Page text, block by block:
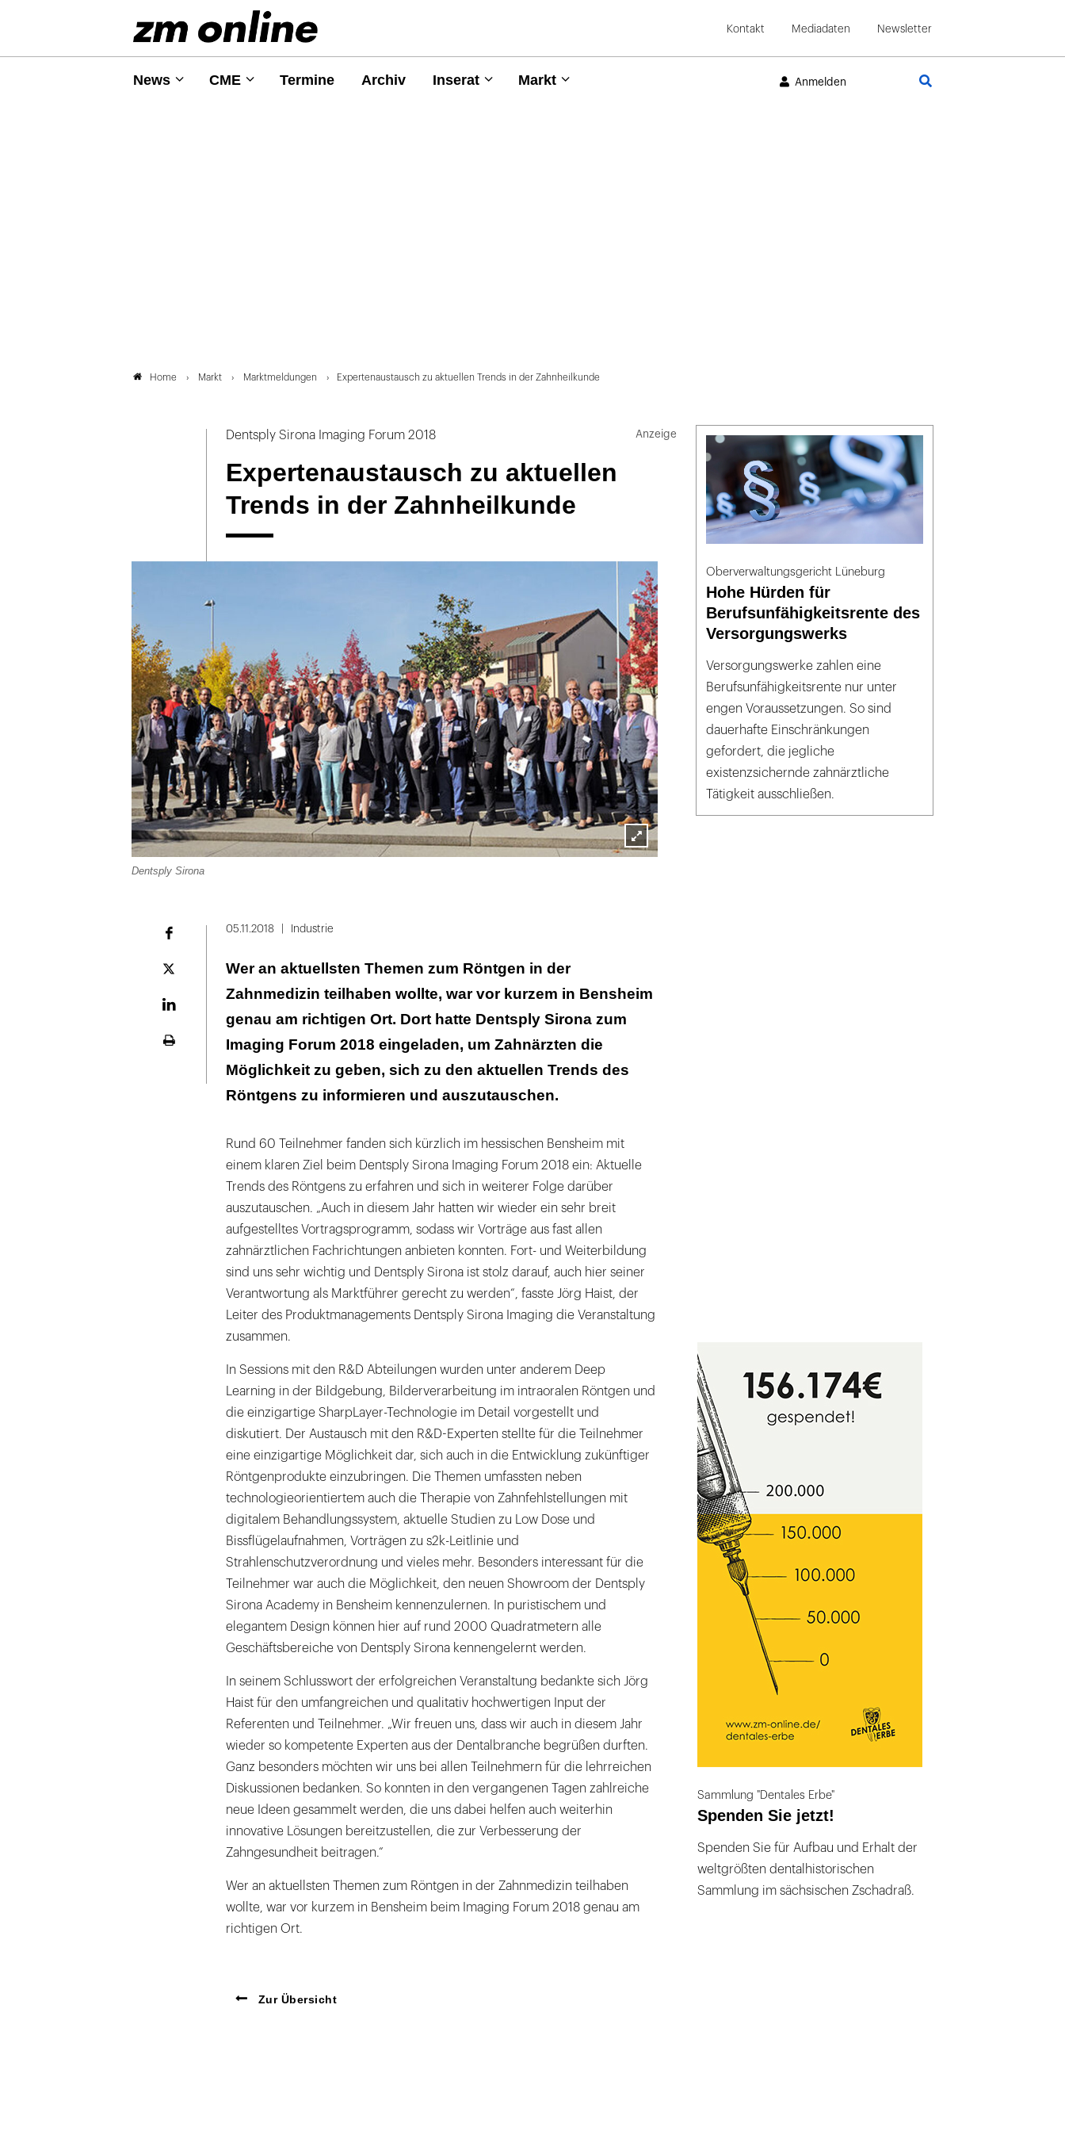
Kontakt Mediadaten Newsletter
News CME Termine Archiv Inserat Markt Anmelden
Home Markt Marktmeldungen Expertenaustausch zu aktuellen Trends in der Zahnheilkunde
Dentsply Sirona Imaging Forum 2018
Expertenaustausch zu aktuellen
Trends in der Zahnheilkunde
Lightbox
Dentsply Sirona
Plattform
05.11.2018 Industrie
Wer an aktuellsten Themen zum Röntgen in der
Zahnmedizin teilhaben wollte, war vor kurzem in Bensheim
genau am richtigen Ort. Dort hatte Dentsply Sirona zum
Imaging Forum 2018 eingeladen, um Zahnärzten die
Möglichkeit zu geben, sich zu den aktuellen Trends des
Röntgens zu informieren und auszutauschen.
Rund 60 Teilnehmer fanden sich kürzlich im hessischen Bensheim mit
einem klaren Ziel beim Dentsply Sirona Imaging Forum 2018 ein: Aktuelle
Trends des Röntgens zu erfahren und sich in weiterer Folge darüber
auszutauschen. „Auch in diesem Jahr hatten wir wieder ein sehr breit
aufgestelltes Vortragsprogramm, sodass wir Vorträge aus fast allen
zahnärztlichen Fachrichtungen anbieten konnten. Fort- und Weiterbildung
sind uns sehr wichtig und Dentsply Sirona ist stolz darauf, auch hier seiner
Verantwortung als Marktführer gerecht zu werden“, fasste Jörg Haist, der
Leiter des Produktmanagements Dentsply Sirona Imaging die Veranstaltung
zusammen.
In Sessions mit den R&D Abteilungen wurden unter anderem Deep
Learning in der Bildgebung, Bilderverarbeitung im intraoralen Röntgen und
die einzigartige SharpLayer-Technologie im Detail vorgestellt und
diskutiert. Der Austausch mit den R&D-Experten stellte für die Teilnehmer
eine einzigartige Möglichkeit dar, sich auch in die Entwicklung zukünftiger
Röntgenprodukte einzubringen. Die Themen umfassten neben
technologieorientiertem auch die Therapie von Zahnfehlstellungen mit
digitalem Behandlungssystem, aktuelle Studien zu Low Dose und
Bissflügelaufnahmen, Vorträgen zu s2k-Leitlinie und
Strahlenschutzverordnung und vieles mehr. Besonders interessant für die
Teilnehmer war auch die Möglichkeit, den neuen Showroom der Dentsply
Sirona Academy in Bensheim kennenzulernen. In puristischem und
elegantem Design können hier auf rund 2000 Quadratmetern alle
Geschäftsbereiche von Dentsply Sirona kennengelernt werden.
In seinem Schlusswort der erfolgreichen Veranstaltung bedankte sich Jörg
Haist für den umfangreichen und qualitativ hochwertigen Input der
Referenten und Teilnehmer. „Wir freuen uns, dass wir auch in diesem Jahr
wieder so kompetente Experten aus der Dentalbranche begrüßen durften.
Ganz besonders möchten wir uns bei allen Teilnehmern für die lehrreichen
Diskussionen bedanken. So konnten in den vergangenen Tagen zahlreiche
neue Ideen gesammelt werden, die uns dabei helfen auch weiterhin
innovative Lösungen bereitzustellen, die zur Verbesserung der
Zahngesundheit beitragen.“
Wer an aktuellsten Themen zum Röntgen in der Zahnmedizin teilhaben
wollte, war vor kurzem in Bensheim beim Imaging Forum 2018 genau am
richtigen Ort.
Zur Übersicht
Oberverwaltungsgericht Lüneburg
Hohe Hürden für
Berufsunfähigkeitsrente des
Versorgungswerks
Versorgungswerke zahlen eine
Berufsunfähigkeitsrente nur unter
engen Voraussetzungen. So sind
dauerhafte Einschränkungen
gefordert, die jegliche
existenzsichernde zahnärztliche
Tätigkeit ausschließen.
Sammlung "Dentales Erbe"
Spenden Sie jetzt!
Spenden Sie für Aufbau und Erhalt der
weltgrößten dentalhistorischen
Sammlung im sächsischen Zschadraß.